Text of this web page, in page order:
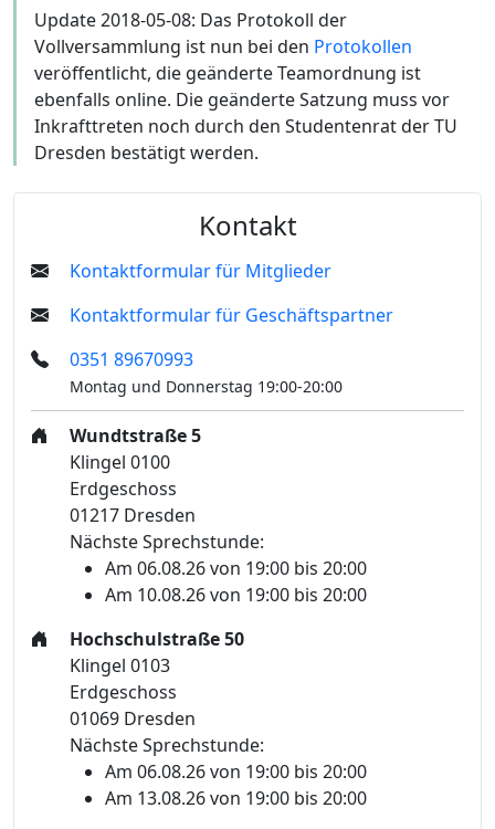
Update 2018-05-08: Das Protokoll der
Vollversammlung ist nun bei den Protokollen
veröffentlicht, die geänderte Teamordnung ist
ebenfalls online. Die geänderte Satzung muss vor
Inkrafttreten noch durch den Studentenrat der TU
Dresden bestätigt werden.
Kontakt
Kontaktformular für Mitglieder
Kontaktformular für Geschäftspartner
0351 89670993
Montag und Donnerstag 19:00-20:00
Wundtstraße 5
Klingel 0100
Erdgeschoss
01217 Dresden
Nächste Sprechstunde:
Am 06.08.26 von 19:00 bis 20:00
Am 10.08.26 von 19:00 bis 20:00
Hochschulstraße 50
Klingel 0103
Erdgeschoss
01069 Dresden
Nächste Sprechstunde:
Am 06.08.26 von 19:00 bis 20:00
Am 13.08.26 von 19:00 bis 20:00